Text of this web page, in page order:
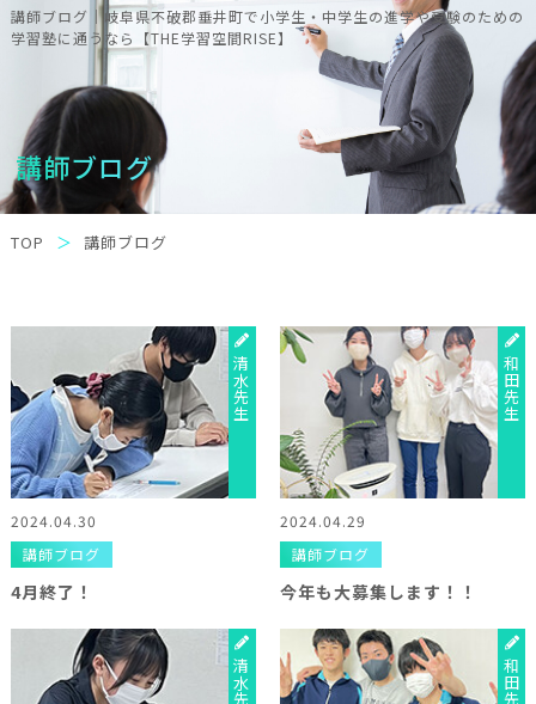
講師ブログ｜岐阜県不破郡垂井町で小学生・中学生の進学や受験のための
学習塾に通うなら【THE学習空間RISE】
講師ブログ
TOP 講師ブログ
清水先生
2024.04.30
講師ブログ
4月終了！
和田先生
2024.04.29
講師ブログ
今年も大募集します！！
清水先生 和田先生